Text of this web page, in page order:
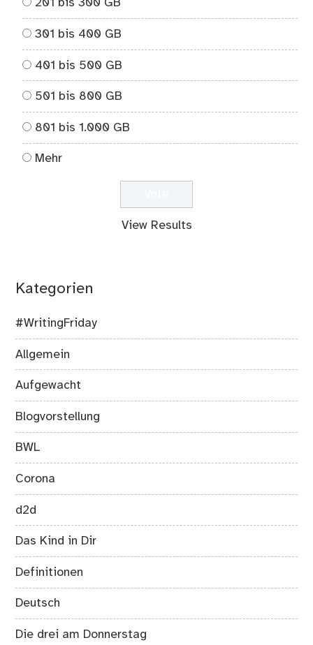
201 bis 300 GB
301 bis 400 GB
401 bis 500 GB
501 bis 800 GB
801 bis 1.000 GB
Mehr
View Results
Kategorien
#WritingFriday
Allgemein
Aufgewacht
Blogvorstellung
BWL
Corona
d2d
Das Kind in Dir
Definitionen
Deutsch
Die drei am Donnerstag